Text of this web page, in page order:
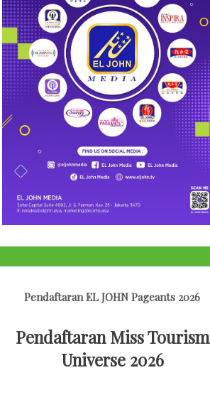
Pendaftaran EL JOHN Pageants 2026
Pendaftaran Miss Tourism
Universe 2026